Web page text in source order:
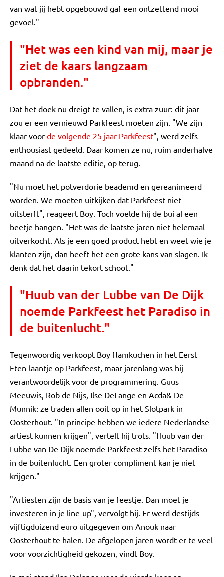
van wat jij hebt opgebouwd gaf een ontzettend mooi
gevoel."
"Het was een kind van mij, maar je
ziet de kaars langzaam
opbranden."
Dat het doek nu dreigt te vallen, is extra zuur: dit jaar
zou er een vernieuwd Parkfeest moeten zijn. "We zijn
klaar voor de volgende 25 jaar Parkfeest", werd zelfs
enthousiast gedeeld. Daar komen ze nu, ruim anderhalve
maand na de laatste editie, op terug.
"Nu moet het potverdorie beademd en gereanimeerd
worden. We moeten uitkijken dat Parkfeest niet
uitsterft", reageert Boy. Toch voelde hij de bui al een
beetje hangen. "Het was de laatste jaren niet helemaal
uitverkocht. Als je een goed product hebt en weet wie je
klanten zijn, dan heeft het een grote kans van slagen. Ik
denk dat het daarin tekort schoot."
"Huub van der Lubbe van De Dijk
noemde Parkfeest het Paradiso in
de buitenlucht."
Tegenwoordig verkoopt Boy flamkuchen in het Eerst
Eten-laantje op Parkfeest, maar jarenlang was hij
verantwoordelijk voor de programmering. Guus
Meeuwis, Rob de Nijs, Ilse DeLange en Acda& De
Munnik: ze traden allen ooit op in het Slotpark in
Oosterhout. "In principe hebben we iedere Nederlandse
artiest kunnen krijgen", vertelt hij trots. "Huub van der
Lubbe van De Dijk noemde Parkfeest zelfs het Paradiso
in de buitenlucht. Een groter compliment kan je niet
krijgen."
"Artiesten zijn de basis van je feestje. Dan moet je
investeren in je line-up", vervolgt hij. Er werd destijds
vijftigduizend euro uitgegeven om Anouk naar
Oosterhout te halen. De afgelopen jaren wordt er te veel
voor voorzichtigheid gekozen, vindt Boy.